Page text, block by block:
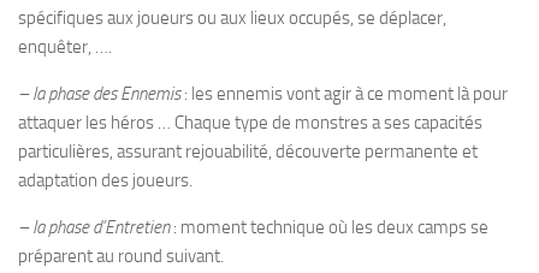
spécifiques aux joueurs ou aux lieux occupés, se déplacer,
enquêter, ….
– la phase des Ennemis: les ennemis vont agir à ce moment là pour
attaquer les héros … Chaque type de monstres a ses capacités
particulières, assurant rejouabilité, découverte permanente et
adaptation des joueurs.
– la phase d’Entretien: moment technique où les deux camps se
préparent au round suivant.